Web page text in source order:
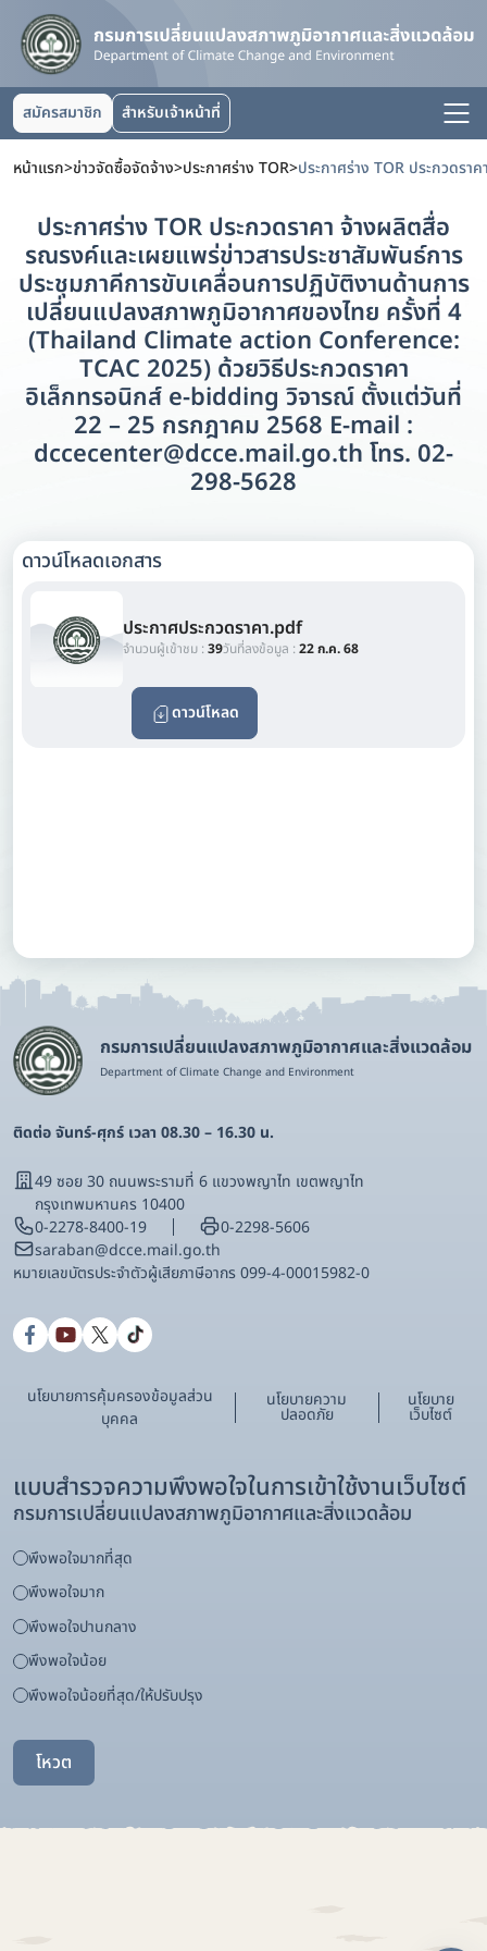
สมัครสมาชิก สำหรับเจ้าหน้าที่
หน้าแรก>ข่าวจัดซื้อจัดจ้าง>ประกาศร่าง TOR>
ประกาศร่าง TOR ประกวดราคา จ้างผลิตสื่อ
รณรงค์และเผยแพร่ข่าวสารประชาสัมพันธ์การ
ประชุมภาคีการขับเคลื่อนการปฏิบัติงานด้านการ
เปลี่ยนแปลงสภาพภูมิอากาศของไทย ครั้งที่ 4
(Thailand Climate action Conference:
TCAC 2025) ด้วยวิธีประกวดราคา
อิเล็กทรอนิกส์ e-bidding วิจารณ์ ตั้งแต่วันที่
22 – 25 กรกฎาคม 2568 E-mail :
dccecenter@dcce.mail.go.th โทร. 02-
298-5628
ดาวน์โหลดเอกสาร
ประกาศประกวดราคา.pdf
จำนวนผู้เข้าชม :39วันที่ลงข้อมูล :22 ก.ค. 68
ดาวน์โหลด
กรมการเปลี่ยนแปลงสภาพภูมิอากาศและสิ่งแวดล้อม
Department of Climate Change and Environment
ติดต่อ จันทร์-ศุกร์ เวลา 08.30 – 16.30 น.
49 ซอย 30 ถนนพระรามที่ 6 แขวงพญาไท เขตพญาไท
กรุงเทพมหานคร 10400
0-2278-8400-19
0-2298-5606
saraban@dcce.mail.go.th
หมายเลขบัตรประจําตัวผู้เสียภาษีอากร 099-4-00015982-0
นโยบายการคุ้มครองข้อมูลส่วน
บุคคล
นโยบายความ
ปลอดภัย
นโยบาย
เว็บไซต์
แบบสำรวจความพึงพอใจในการเข้าใช้งานเว็บไซต์
กรมการเปลี่ยนแปลงสภาพภูมิอากาศและสิ่งแวดล้อม
พึงพอใจมากที่สุด
พึงพอใจมาก
พึงพอใจปานกลาง
พึงพอใจน้อย
พึงพอใจน้อยที่สุด/ให้ปรับปรุง
โหวต